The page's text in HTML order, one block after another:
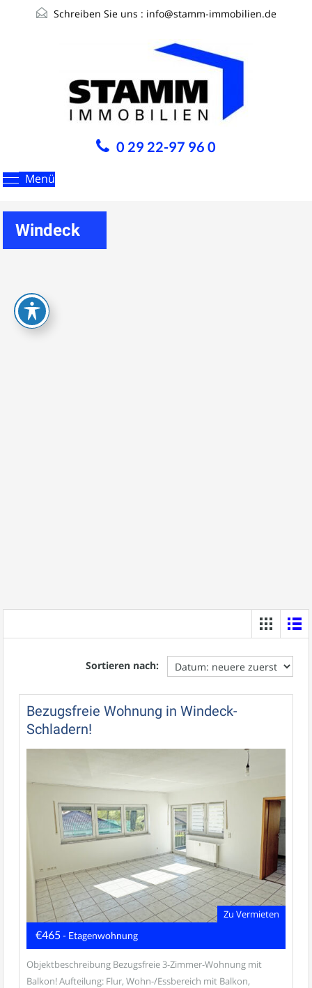
Schreiben Sie uns : info@stamm-immobilien.de
0 29 22-97 96 0
Menü
Windeck
Sortieren nach:
Bezugsfreie Wohnung in Windeck-
Schladern!
Zu Vermieten
€465- Etagenwohnung
Objektbeschreibung Bezugsfreie 3-Zimmer-Wohnung mit
Balkon! Aufteilung: Flur, Wohn-/Essbereich mit Balkon,